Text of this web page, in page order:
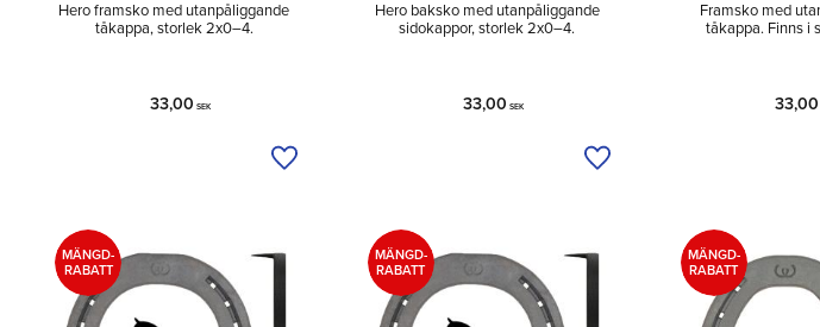
Hero framsko med utanpåliggande
tåkappa, storlek 2x0–4.
33,00 SEK
Lägg till i önskelista
Hero baksko med utanpåliggande
sidokappor, storlek 2x0–4.
33,00 SEK
Lägg till i önskelista
Framsko med
tåkappa. Finns i
33,00
MÄNGD-
RABATT
MÄNGD-
RABATT
MÄNGD-
RABATT